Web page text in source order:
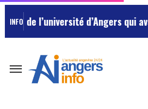
INFO
de l’université d’Angers qui avait